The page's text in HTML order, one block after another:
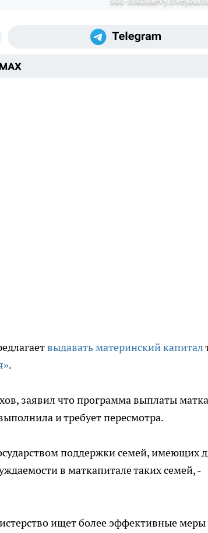
выдавать материнский капитал
.
заявил что программа выплаты
и требует пересмотра.
поддержки семей, имеющих
в маткапитале таких семей, -
ищет более эффективные меры